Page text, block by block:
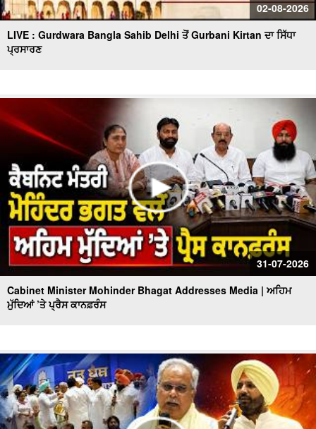
02-08-2026
LIVE : Gurdwara Bangla Sahib Delhi ਤੋਂ Gurbani Kirtan ਦਾ ਸਿੱਧਾ
ਪ੍ਰਸਾਰਣ
31-07-2026
Cabinet Minister Mohinder Bhagat Addresses Media | ਅਹਿਮ
ਮੁੱਦਿਆਂ ’ਤੇ ਪ੍ਰੈਸ ਕਾਨਫ਼ਰੰਸ